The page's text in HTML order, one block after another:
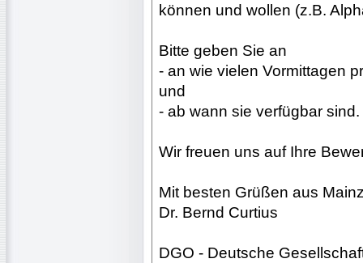
können und wollen (z.B.
Bitte geben Sie an
- an wie vielen Vormittagen
und
- ab wann sie verfügbar sind.
Wir freuen uns auf Ihre
Mit besten Grüßen aus
Dr. Bernd Curtius
DGO - Deutsche